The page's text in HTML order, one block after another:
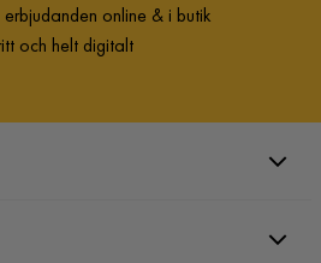
erbjudanden online & i butik
och helt digitalt